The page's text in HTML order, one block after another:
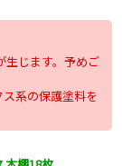
じます。予めご
系の保護塗料を